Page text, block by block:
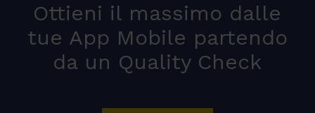
Ottieni il massimo dalle
tue App Mobile partendo
da un Quality Check